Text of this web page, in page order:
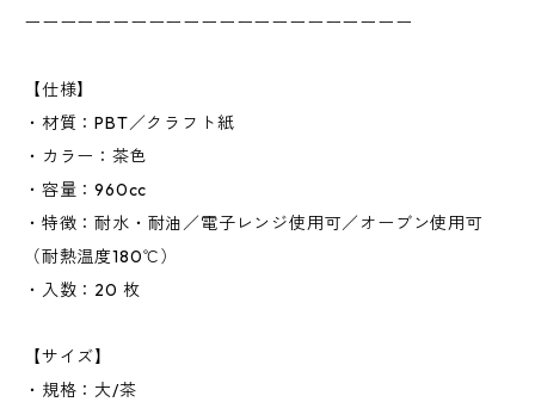
ーーーーーーーーーーーーーーーーーーーーーー
【仕様】
・材質：PBT／クラフト紙
・カラー：茶色
・容量：960cc
・特徴：耐水・耐油／電子レンジ使用可／オーブン使用可
（耐熱温度180℃）
・入数：20 枚
【サイズ】
・規格：大/茶